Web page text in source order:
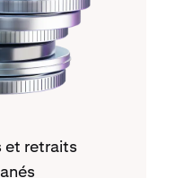
et retraits